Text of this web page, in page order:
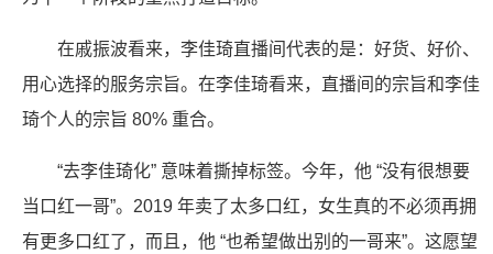
在戚振波看来，李佳琦直播间代表的是：好货、好价、
用心选择的服务宗旨。在李佳琦看来，直播间的宗旨和李佳
琦个人的宗旨 80% 重合。
“去李佳琦化” 意味着撕掉标签。今年，他 “没有很想要
当口红一哥”。2019 年卖了太多口红，女生真的不必须再拥
有更多口红了，而且，他 “也希望做出别的一哥来”。这愿望